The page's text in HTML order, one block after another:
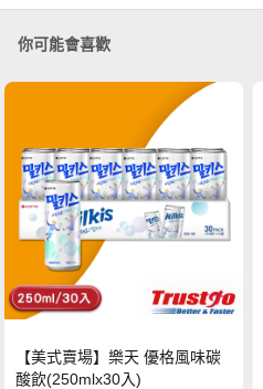
你可能會喜歡
【美式賣場】樂天 優格風味碳
酸飲(250mlx30入)